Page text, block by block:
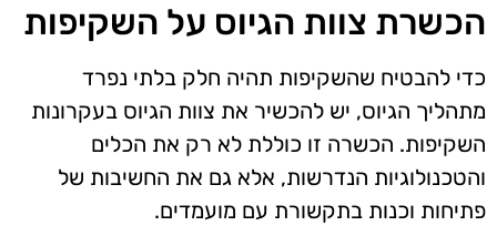
הכשרת צוות הגיוס על השקיפות
כדי להבטיח שהשקיפות תהיה חלק בלתי נפרד
מתהליך הגיוס, יש להכשיר את צוות הגיוס בעקרונות
השקיפות. הכשרה זו כוללת לא רק את הכלים
והטכנולוגיות הנדרשות, אלא גם את החשיבות של
פתיחות וכנות בתקשורת עם מועמדים.